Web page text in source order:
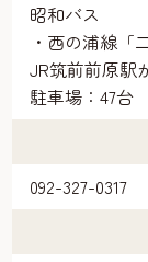
昭和バス
・西の浦線「
JR筑前前原駅
駐車場：47台
092-327-0317